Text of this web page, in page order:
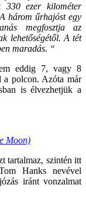
330 ezer kilométer
három űrhajóst egy
megfosztja az
lehetőségétől. A tét
maradás. “
eddig 7, vagy 8
polcon. Azóta már
is élvezhetjük a
Moon)
tartalmaz, szintén itt
Hanks nevével
iránt vonzalmat